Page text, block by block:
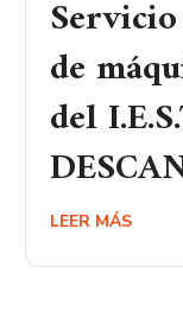
de
del
LEER MÁS